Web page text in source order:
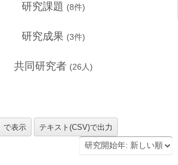
研究課題 (8件)
研究成果 (3件)
共同研究者 (26 人)